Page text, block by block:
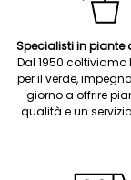
Specialisti in piante
Dal 1950 coltiviamo
per il verde,
giorno a offrire
qualità e un